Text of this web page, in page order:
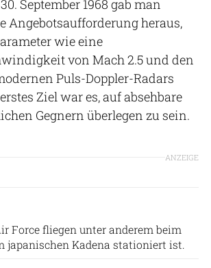
September 1968 gab man
Angebotsaufforderung heraus,
wie eine
von Mach 2.5 und den
Puls-Doppler-Radars
Ziel war es, auf absehbare
Gegnern überlegen zu sein.
ANZEIGE
Force fliegen unter anderem beim
japanischen Kadena stationiert ist.